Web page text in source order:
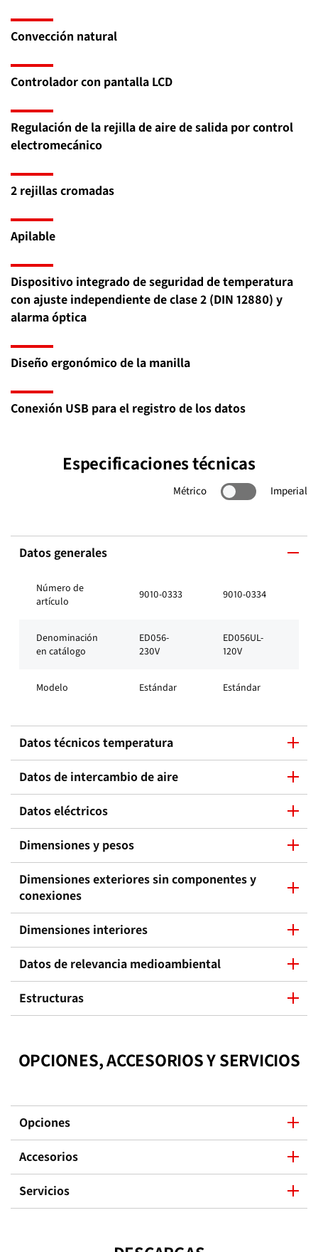
Convección natural
Controlador con pantalla LCD
Regulación de la rejilla de aire de salida por control
electromecánico
2 rejillas cromadas
Apilable
Dispositivo integrado de seguridad de temperatura
con ajuste independiente de clase 2 (DIN 12880) y
alarma óptica
Diseño ergonómico de la manilla
Conexión USB para el registro de los datos
Especificaciones técnicas
Métrico Imperial
Datos generales
Número de
artículo
9010-0333 9010-0334
Denominación
en catálogo
ED056-
230V
ED056UL-
120V
Modelo Estándar Estándar
Datos técnicos temperatura
Datos de intercambio de aire
Datos eléctricos
Dimensiones y pesos
Dimensiones exteriores sin componentes y
conexiones
Dimensiones interiores
Datos de relevancia medioambiental
Estructuras
OPCIONES, ACCESORIOS Y SERVICIOS
Opciones
Accesorios
Servicios